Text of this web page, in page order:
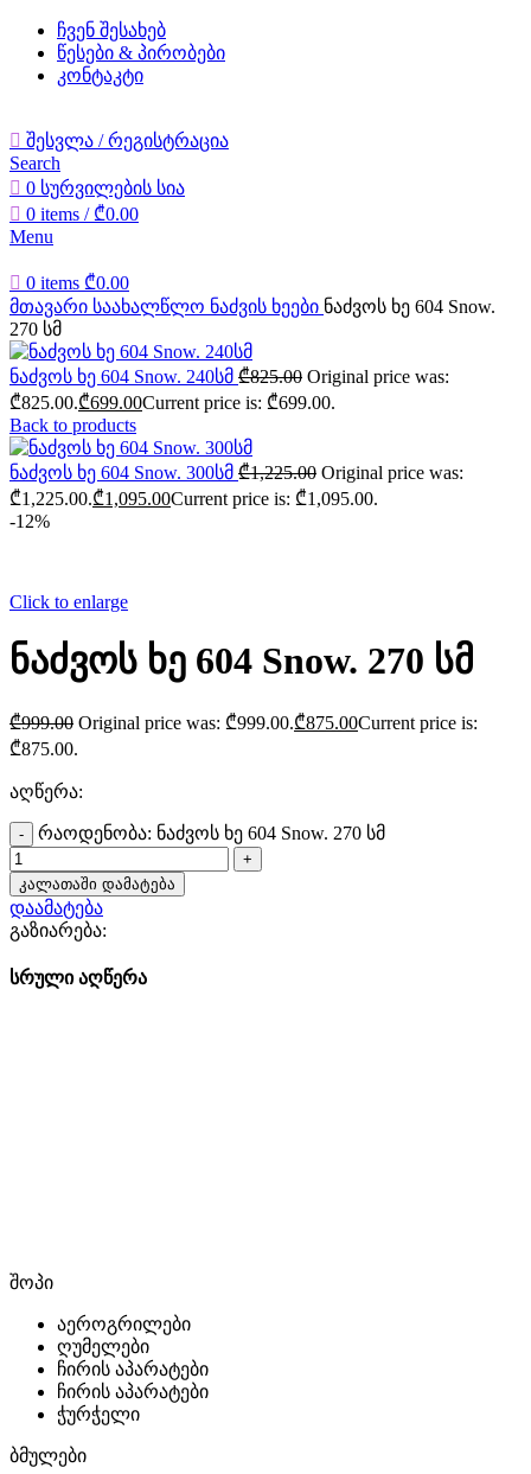
ჩვენ შესახებ
წესები & პირობები
კონტაკტი
შესვლა / რეგისტრაცია
Search
0 სურვილების სია
0 items / ₾0.00
Menu
0 items ₾0.00
მთავარი საახალწლო ნაძვის ხეები ნაძვოს ხე 604 Snow.
270 სმ
ნაძვოს ხე 604 Snow. 240სმ ₾825.00 Original price was:
₾825.00.₾699.00Current price is: ₾699.00.
Back to products
ნაძვოს ხე 604 Snow. 300სმ ₾1,225.00 Original price was:
₾1,225.00.₾1,095.00Current price is: ₾1,095.00.
-12%
Click to enlarge
ნაძვოს ხე 604 Snow. 270 სმ
₾999.00 Original price was: ₾999.00.₾875.00Current price is:
₾875.00.
აღწერა:
რაოდენობა: ნაძვოს ხე 604 Snow. 270 სმ
კალათაში დამატება
დაამატება
გაზიარება:
სრული აღწერა
შოპი
აეროგრილები
ღუმელები
ჩირის აპარატები
ჩირის აპარატები
ჭურჭელი
ბმულები